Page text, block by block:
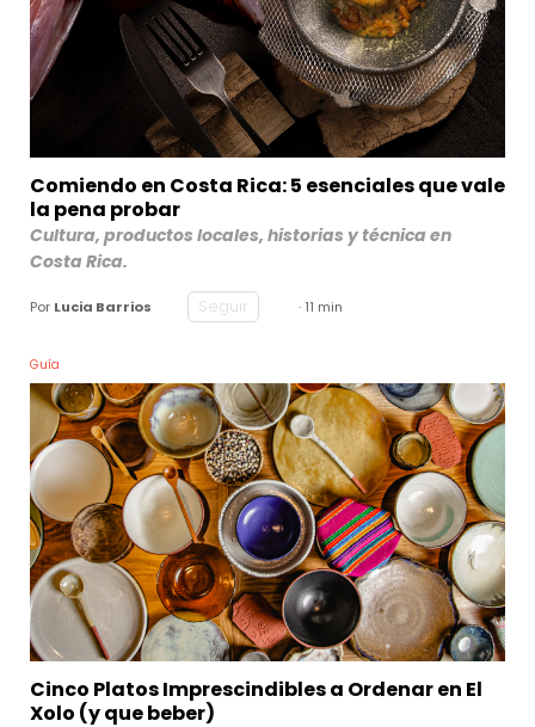
Comiendo en Costa Rica: 5 esenciales que vale
la pena probar
Cultura, productos locales, historias y técnica en
Costa Rica.
Por Lucia Barrios Seguir · 11 min
Guía
Cinco Platos Imprescindibles a Ordenar en El
Xolo (y que beber)